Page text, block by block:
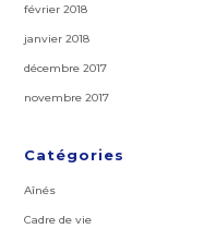
février 2018
janvier 2018
décembre 2017
novembre 2017
Catégories
Aînés
Cadre de vie